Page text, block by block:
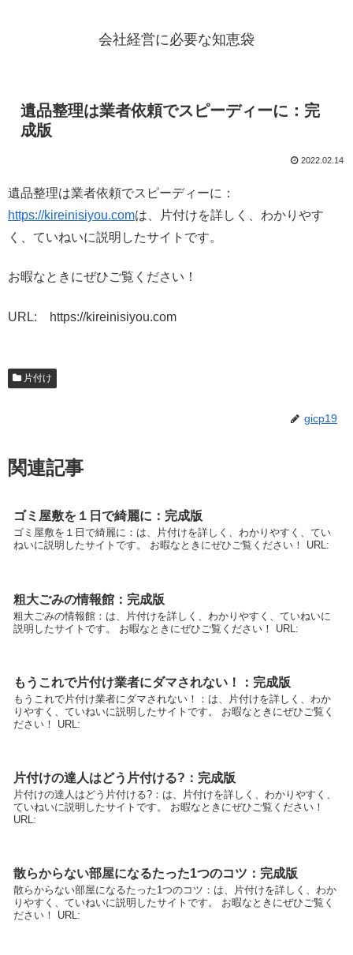
会社経営に必要な知恵袋
遺品整理は業者依頼でスピーディーに：完
成版
2022.02.14
遺品整理は業者依頼でスピーディーに：
https://kireinisiyou.comは、片付けを詳しく、わかりやす
く、ていねいに説明したサイトです。
お暇なときにぜひご覧ください！
URL: https://kireinisiyou.com
片付け
gicp19
関連記事
ゴミ屋敷を１日で綺麗に：完成版
ゴミ屋敷を１日で綺麗に：は、片付けを詳しく、わかりやすく、てい
ねいに説明したサイトです。 お暇なときにぜひご覧ください！ URL:
粗大ごみの情報館：完成版
粗大ごみの情報館：は、片付けを詳しく、わかりやすく、ていねいに
説明したサイトです。 お暇なときにぜひご覧ください！ URL:
もうこれで片付け業者にダマされない！：完成版
もうこれで片付け業者にダマされない！：は、片付けを詳しく、わか
りやすく、ていねいに説明したサイトです。 お暇なときにぜひご覧く
ださい！ URL:
片付けの達人はどう片付ける?：完成版
片付けの達人はどう片付ける?：は、片付けを詳しく、わかりやすく、
ていねいに説明したサイトです。 お暇なときにぜひご覧ください！
URL:
散らからない部屋になるたった1つのコツ：完成版
散らからない部屋になるたった1つのコツ：は、片付けを詳しく、わか
りやすく、ていねいに説明したサイトです。 お暇なときにぜひご覧く
ださい！ URL: